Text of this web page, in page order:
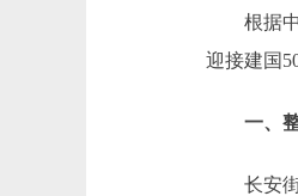
根据中
迎接建国
一、
长安街